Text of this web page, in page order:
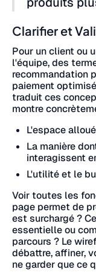
Clarifier et
Pour un client ou
l'équipe, des
recommandation
paiement
traduit ces
montre
L'espace
La manière
interagissent
L'utilité et le
Voir toutes les
page permet de
est surchargé ?
essentielle ou
parcours ? Le
débattre, affiner,
ne garder que ce